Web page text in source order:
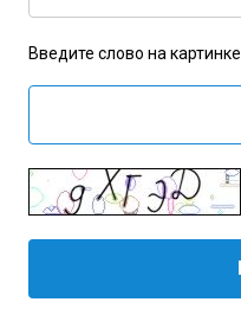
Введите слово на картинке